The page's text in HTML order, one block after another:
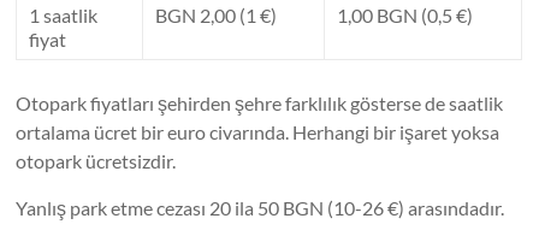
1 saatlik
fiyat
BGN 2,00 (1 €) 1,00 BGN (0,5 €)
Otopark fiyatları şehirden şehre farklılık gösterse de saatlik
ortalama ücret bir euro civarında. Herhangi bir işaret yoksa
otopark ücretsizdir.
Yanlış park etme cezası 20 ila 50 BGN (10-26 €) arasındadır.